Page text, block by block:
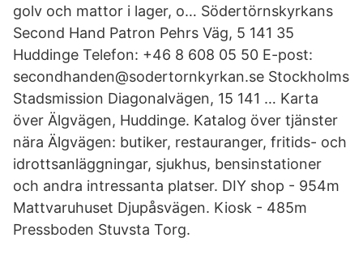
golv och mattor i lager, o… Södertörnskyrkans
Second Hand Patron Pehrs Väg, 5 141 35
Huddinge Telefon: +46 8 608 05 50 E-post:
secondhanden@sodertornkyrkan.se Stockholms
Stadsmission Diagonalvägen, 15 141 … Karta
över Älgvägen, Huddinge. Katalog över tjänster
nära Älgvägen: butiker, restauranger, fritids- och
idrottsanläggningar, sjukhus, bensinstationer
och andra intressanta platser. DIY shop - 954m
Mattvaruhuset Djupåsvägen. Kiosk - 485m
Pressboden Stuvsta Torg.